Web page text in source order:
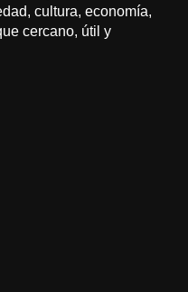
cultura, economía,
cercano, útil y